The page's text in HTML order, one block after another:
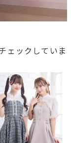
ェックしていま